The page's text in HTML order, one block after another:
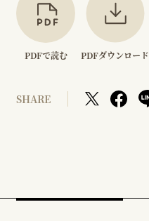
PDFで読む PDFダウンロード
SHARE